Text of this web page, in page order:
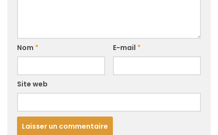
Nom * E-mail *
Site web